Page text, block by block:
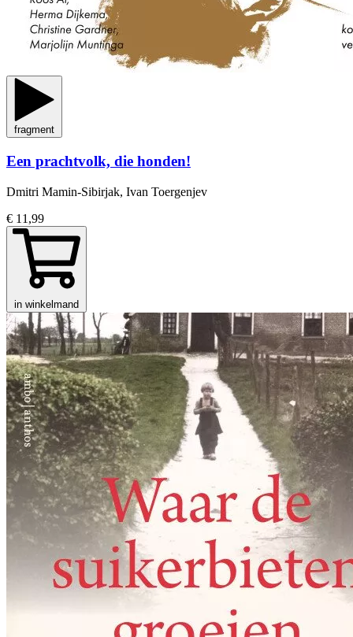
fragment
Een prachtvolk, die honden!
Dmitri Mamin-Sibirjak, Ivan Toergenjev
€ 11,99
in winkelmand